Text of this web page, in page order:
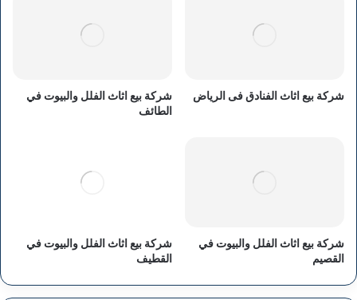
شركة بيع اثاث الفنادق فى الرياض
شركة بيع اثاث الفلل والبيوت في
الطائف
شركة بيع اثاث الفلل والبيوت في
القصيم
شركة بيع اثاث الفلل والبيوت في
القطيف